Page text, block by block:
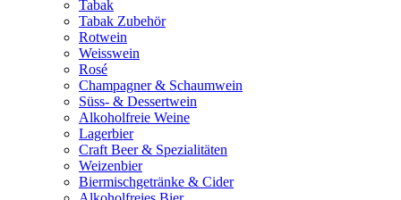
Tabak
Tabak Zubehör
Rotwein
Weisswein
Rosé
Champagner & Schaumwein
Süss- & Dessertwein
Alkoholfreie Weine
Lagerbier
Craft Beer & Spezialitäten
Weizenbier
Biermischgetränke & Cider